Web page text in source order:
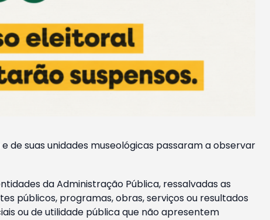
de suas unidades museológicas passaram a observar
da Administração Pública, ressalvadas as
públicos, programas, obras, serviços ou resultados
ou de utilidade pública que não apresentem